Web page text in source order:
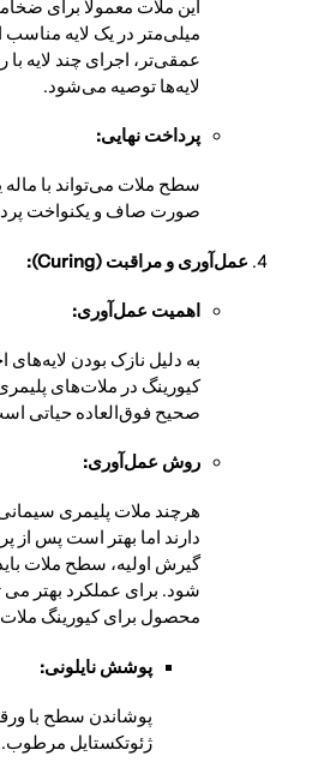
میلی‌متر در یک لایه
عمقی‌تر، اجرای چند لایه با
لایه‌ها توصیه می‌شود.
پرداخت نهایی:
سطح ملات می‌تواند با ماله
صورت صاف و یکنواخت
عمل‌آوری و مراقبت (Curing):
اهمیت عمل‌آوری:
به دلیل نازک بودن
کیورینگ در ملات‌های
صحیح فوق‌العاده حیاتی
روش عمل‌آوری:
هرچند ملات پلیمری سیمانی
دارند اما بهتر است پس از
گیرش اولیه، سطح ملات
شود. برای عملکرد بهتر می
محصول برای کیورینگ
پوشش نایلونی:
پوشاندن سطح با
ژئوتکستایل مرطوب.